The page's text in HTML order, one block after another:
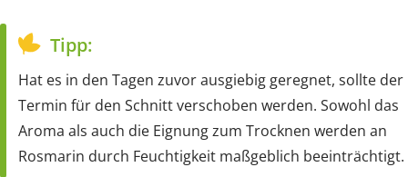
Tipp:
Hat es in den Tagen zuvor ausgiebig geregnet, sollte der
Termin für den Schnitt verschoben werden. Sowohl das
Aroma als auch die Eignung zum Trocknen werden an
Rosmarin durch Feuchtigkeit maßgeblich beeinträchtigt.